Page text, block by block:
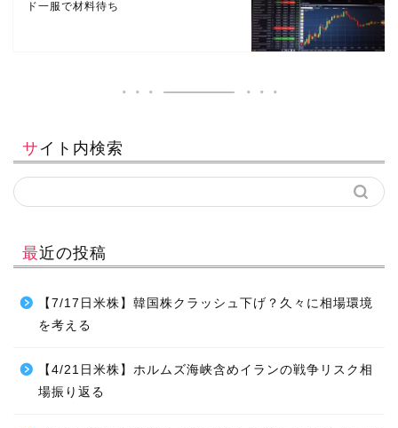
ド一服で材料待ち
サイト内検索
最近の投稿
【7/17日米株】韓国株クラッシュ下げ？久々に相場環境
を考える
【4/21日米株】ホルムズ海峡含めイランの戦争リスク相
場振り返る